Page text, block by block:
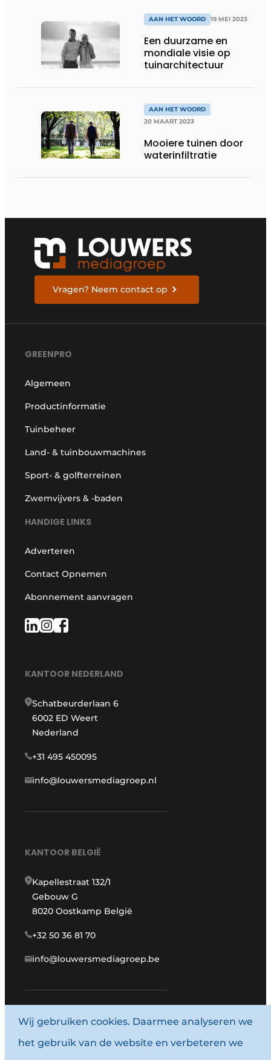
AAN HET WOORD 19 MEI 2023
Een duurzame en
mondiale visie op
tuinarchitectuur
AAN HET WOORD
20 MAART 2023
Mooiere tuinen door
waterinfiltratie
Vragen? Neem contact op
GREENPRO
Algemeen
Productinformatie
Tuinbeheer
Land- & tuinbouwmachines
Sport- & golfterreinen
Zwemvijvers & -baden
HANDIGE LINKS
Adverteren
Contact Opnemen
Abonnement aanvragen
KANTOOR NEDERLAND
Schatbeurderlaan 6
6002 ED Weert
Nederland
+31 495 450095
info@louwersmediagroep.nl
KANTOOR BELGIË
Kapellestraat 132/1
Gebouw G
8020 Oostkamp België
+32 50 36 81 70
info@louwersmediagroep.be
www.louwersmediagroep.com
© 1987 - 2026 Louwersmediagroep.
Wij gebruiken cookies. Daarmee analyseren we
het gebruik van de website en verbeteren we